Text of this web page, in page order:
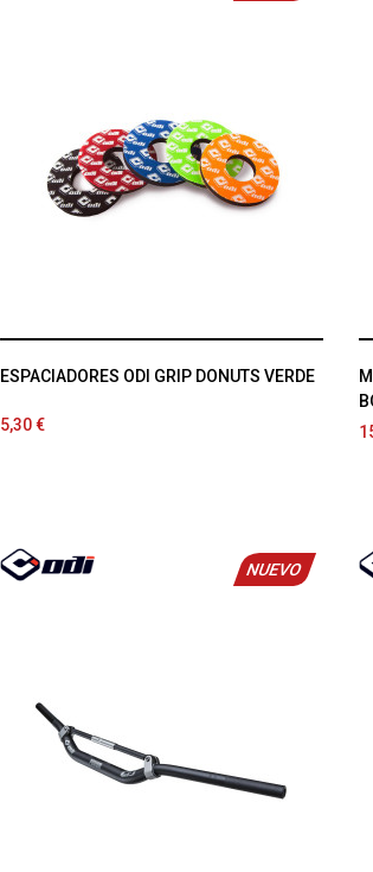
ESPACIADORES ODI GRIP DONUTS VERDE
5,30 €
NUEVO